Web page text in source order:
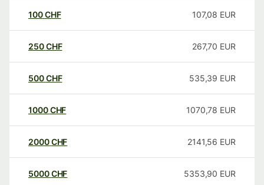
100CHF 107,08 EUR
250CHF 267,70 EUR
500CHF 535,39 EUR
1000CHF 1070,78 EUR
2000CHF 2141,56 EUR
5000CHF 5353,90 EUR